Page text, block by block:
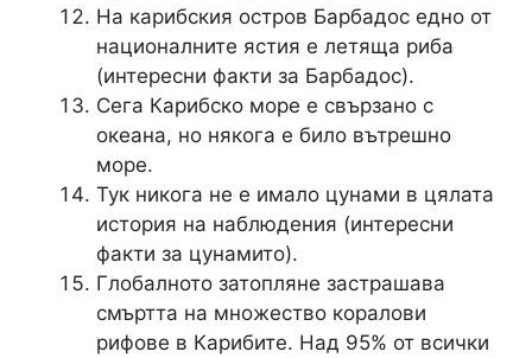
На карибския остров Барбадос едно от
националните ястия е летяща риба
(интересни факти за Барбадос).
Сега Карибско море е свързано с
океана, но някога е било вътрешно
море.
Тук никога не е имало цунами в цялата
история на наблюдения (интересни
факти за цунамито).
Глобалното затопляне застрашава
смъртта на множество коралови
рифове в Карибите. Над 95% от всички